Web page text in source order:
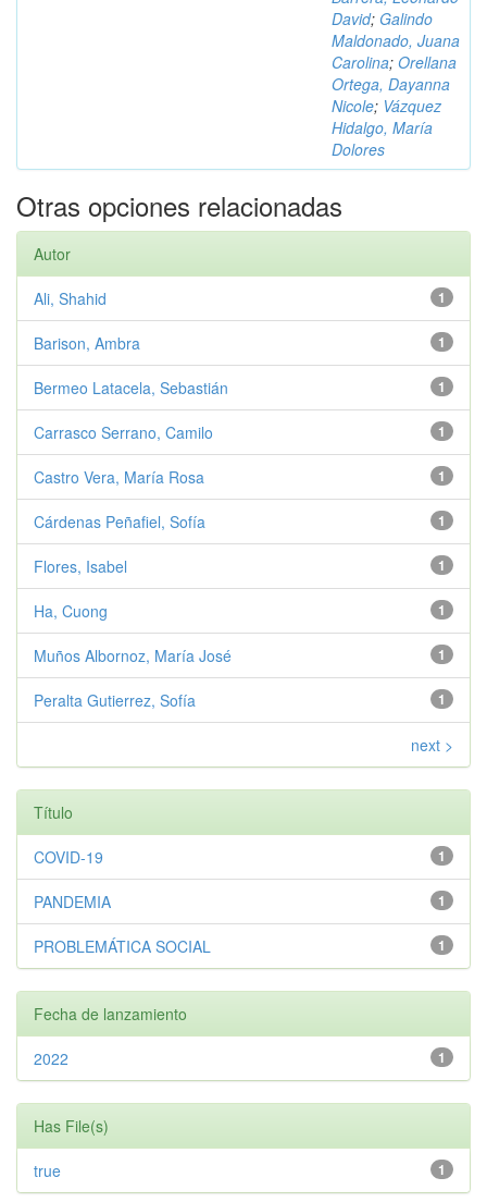
David; Galindo
Maldonado, Juana
Carolina; Orellana
Ortega, Dayanna
Nicole; Vázquez
Hidalgo, María
Dolores
Otras opciones relacionadas
Autor
1
Ali, Shahid
1
Barison, Ambra
1
Bermeo Latacela, Sebastián
1
Carrasco Serrano, Camilo
1
Castro Vera, María Rosa
1
Cárdenas Peñafiel, Sofía
1
Flores, Isabel
1
Ha, Cuong
1
Muños Albornoz, María José
1
Peralta Gutierrez, Sofía
next >
Título
1
COVID-19
1
PANDEMIA
1
PROBLEMÁTICA SOCIAL
Fecha de lanzamiento
1
2022
Has File(s)
1
true